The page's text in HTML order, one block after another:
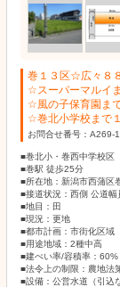
巻１３区☆広々８
☆スーパーマルイ
☆風の子保育園ま
☆巻北小学校まで
お問合せ番号：A269-1
■巻北小・巻西中学校区
■巻駅 徒歩25分
■所在地：新潟市西蒲区
■接道状況：西側 公道幅
■地目：田
■現況：更地
■都市計画：市街化区域
■用途地域：2種中高
■建ぺい率/容積率：
■法令上の制限：農地法
■設備：公営水道（引込